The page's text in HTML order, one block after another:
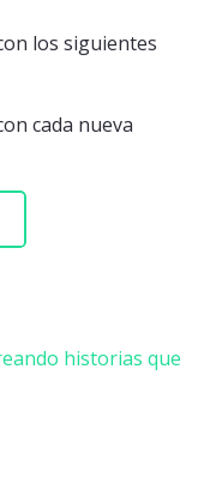
los siguientes
cada nueva
historias que